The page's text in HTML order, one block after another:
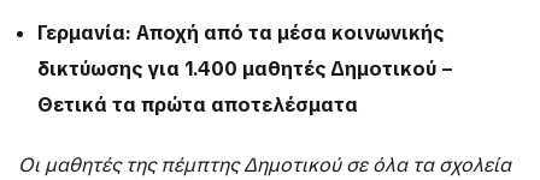
Γερμανία: Αποχή από τα μέσα κοινωνικής
δικτύωσης για 1.400 μαθητές Δημοτικού –
Θετικά τα πρώτα αποτελέσματα
Οι μαθητές της πέμπτης Δημοτικού σε όλα τα σχολεία